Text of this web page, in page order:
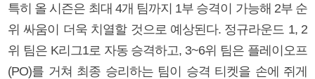
특히 올 시즌은 최대 4개 팀까지 1부 승격이 가능해 2부 순
위 싸움이 더욱 치열할 것으로 예상된다. 정규라운드 1, 2
위 팀은 K리그1로 자동 승격하고, 3~6위 팀은 플레이오프
(PO)를 거쳐 최종 승리하는 팀이 승격 티켓을 손에 쥐게